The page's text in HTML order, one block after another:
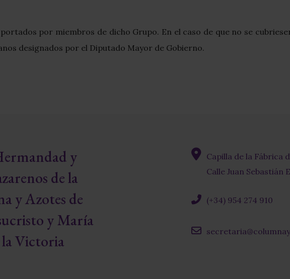
por miembros de dicho Grupo. En el caso de que no se
designados por el Diputado Mayor de Gobierno.
y
de la
y Azotes de
y María
la Victoria
marker-
Capilla de la Fábrica
Calle Juan Sebastián
phone-
(+34) 954 274 910